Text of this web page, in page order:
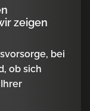
zeigen
bei
ob sich